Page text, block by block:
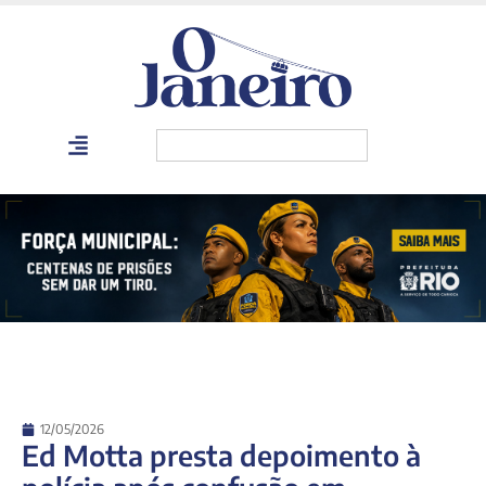
12/05/2026
Ed Motta presta depoimento à